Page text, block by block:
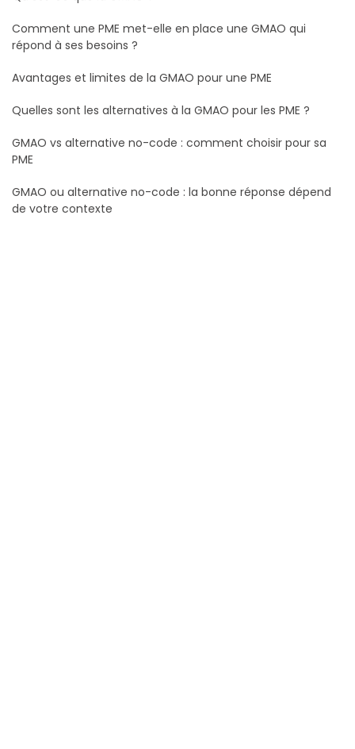
Comment une PME met-elle en place une GMAO qui
répond à ses besoins ?
Avantages et limites de la GMAO pour une PME
Quelles sont les alternatives à la GMAO pour les PME ?
GMAO vs alternative no-code : comment choisir pour sa
PME
GMAO ou alternative no-code : la bonne réponse dépend
de votre contexte